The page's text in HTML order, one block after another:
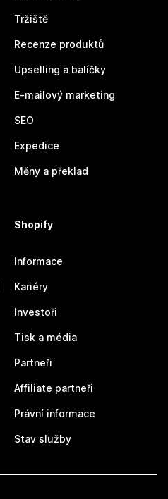
Tržiště
Recenze produktů
Upselling a balíčky
E-mailový marketing
SEO
Expedice
Měny a překlad
Shopify
Informace
Kariéry
Investoři
Tisk a média
Partneři
Affiliate partneři
Právní informace
Stav služby